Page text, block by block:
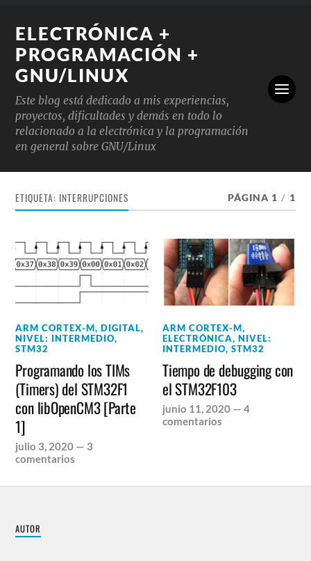
ELECTRÓNICA +
PROGRAMACIÓN +
GNU/LINUX
Este blog está dedicado a mis experiencias,
proyectos, dificultades y demás en todo lo
relacionado a la electrónica y la programación
en general sobre GNU/Linux
ETIQUETA: INTERRUPCIONES PÁGINA 1 / 1
ARM CORTEX-M,DIGITAL,
NIVEL: INTERMEDIO,
STM32
Programando los TIMs
(Timers) del STM32F1
con libOpenCM3 [Parte
1]
julio 3, 2020 — 3
comentarios
ARM CORTEX-M,
ELECTRÓNICA,NIVEL:
INTERMEDIO,STM32
Tiempo de debugging con
el STM32F103
junio 11, 2020 —4
comentarios
AUTOR